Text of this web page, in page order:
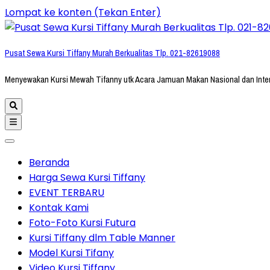
Lompat ke konten (Tekan Enter)
Pusat Sewa Kursi Tiffany Murah Berkualitas Tlp. 021-82619088
Menyewakan Kursi Mewah Tifanny utk Acara Jamuan Makan Nasional dan
Beranda
Harga Sewa Kursi Tiffany
EVENT TERBARU
Kontak Kami
Foto-Foto Kursi Futura
Kursi Tiffany dlm Table Manner
Model Kursi Tifany